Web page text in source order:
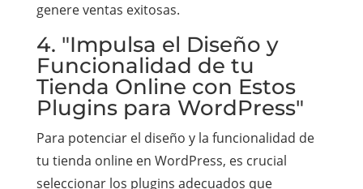
genere ventas exitosas.
4. "Impulsa el Diseño y
Funcionalidad de tu
Tienda Online con Estos
Plugins para WordPress"
Para potenciar el diseño y la funcionalidad de
tu tienda online en WordPress, es crucial
seleccionar los plugins adecuados que